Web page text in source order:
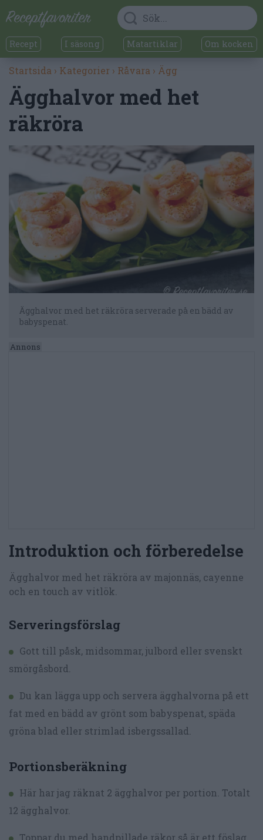
Recept I säsong Matartiklar Om kocken
Startsida › Kategorier › Råvara › Ägg
Ägghalvor med het
räkröra
Ägghalvor med het räkröra serverade på en bädd av
babyspenat.
Introduktion och förberedelse
Ägghalvor med het räkröra av majonnäs, cayenne
och en touch av vitlök.
Serveringsförslag
Gott till påsk, midsommar, julbord eller svenskt
smörgåsbord.
Du kan lägga upp och servera ägghalvorna på ett
fat med en bädd av grönt som babyspenat, späda
gröna blad eller strimlad isbergssallad.
Portionsberäkning
Här har jag räknat 2 ägghalvor per portion. Totalt
12 ägghalvor.
Toppar du med handpillade räkor så är ett föslag